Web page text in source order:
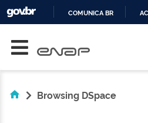
COMUNICA BR
Browsing DSpace